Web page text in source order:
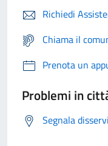
Richiedi
Chiama il
Prenota un
Problemi in
Segnala